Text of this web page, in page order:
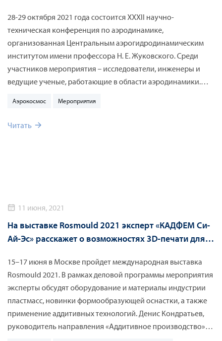
28-29 октября 2021 года состоится XXXII научно-
техническая конференция по аэродинамике,
организованная Центральным аэрогидродинамическим
институтом имени профессора Н. Е. Жуковского. Среди
участников мероприятия – исследователи, инженеры и
ведущие ученые, работающие в области аэродинамики.
передовым опытом. В рамках конференции эксперты
«КАДФЕМ Си-Ай-Эс» расскажут о возможностях
Аэрокосмос Мероприятия
Читать
11 июня, 2021
На выставке Rosmould 2021 эксперт «КАДФЕМ Си-
Ай-Эс» расскажет о возможностях 3D-печати для
15–17 июня в Москве пройдет международная выставка
Rosmould 2021. В рамках деловой программы мероприятия
эксперты обсудят оборудование и материалы индустрии
пластмасс, новинки формообразующей оснастки, а также
применение аддитивных технологий. Денис Кондратьев,
руководитель направления «Аддитивное производство»